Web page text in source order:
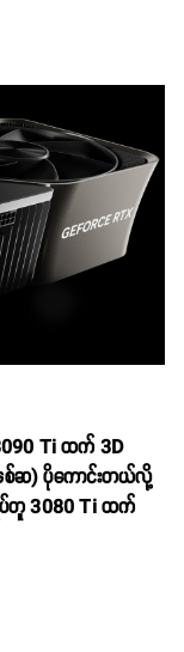
Ti ထက် 3D
နှစ်ဆ) ပိုကောင်းတယ်လို့
ပ်တူ 3080 Ti ထက်